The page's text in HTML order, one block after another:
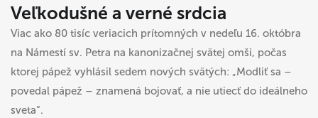
Veľkodušné a verné srdcia
Viac ako 80 tisíc veriacich prítomných v nedeľu 16. októbra
na Námestí sv. Petra na kanonizačnej svätej omši, počas
ktorej pápež vyhlásil sedem nových svätých: „Modliť sa –
povedal pápež – znamená bojovať, a nie utiecť do ideálneho
sveta“.